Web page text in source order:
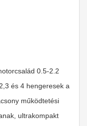
0.5-2.2
és 4 hengeresek a
működtetési
ultrakompakt